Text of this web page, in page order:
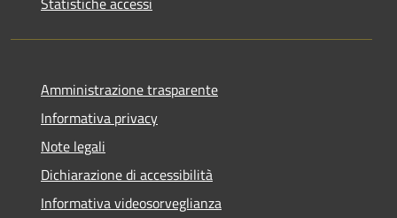
Amministrazione trasparente
Informativa privacy
Note legali
Dichiarazione di accessibilità
Informativa videosorveglianza